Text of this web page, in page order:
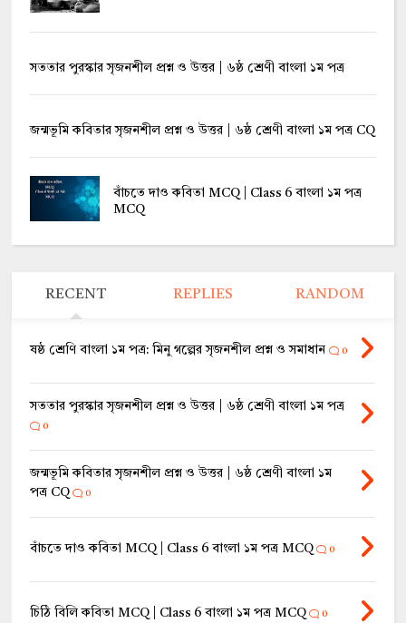
সততার পুরস্কার সৃজনশীল প্রশ্ন ও উত্তর | ৬ষ্ঠ শ্রেণী বাংলা ১ম পত্র
জন্মভূমি কবিতার সৃজনশীল প্রশ্ন ও উত্তর | ৬ষ্ঠ শ্রেণী বাংলা ১ম পত্র CQ
বাঁচতে দাও কবিতা MCQ | Class 6 বাংলা ১ম পত্র
MCQ
RECENT REPLIES RANDOM
ষষ্ঠ শ্রেণি বাংলা ১ম পত্র: মিনু গল্পের সৃজনশীল প্রশ্ন ও সমাধান 0
সততার পুরস্কার সৃজনশীল প্রশ্ন ও উত্তর | ৬ষ্ঠ শ্রেণী বাংলা ১ম পত্র
0
জন্মভূমি কবিতার সৃজনশীল প্রশ্ন ও উত্তর | ৬ষ্ঠ শ্রেণী বাংলা ১ম
পত্র CQ
0
বাঁচতে দাও কবিতা MCQ | Class 6 বাংলা ১ম পত্র MCQ 0
চিঠি বিলি কবিতা MCQ | Class 6 বাংলা ১ম পত্র MCQ 0